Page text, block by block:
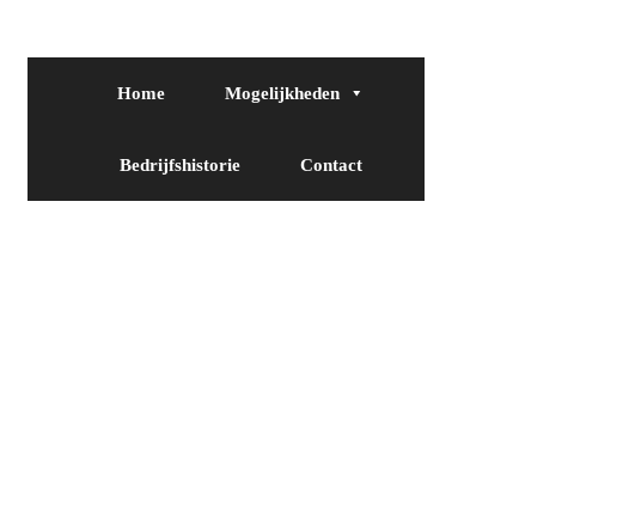
Home Mogelijkheden
Bedrijfshistorie Contact